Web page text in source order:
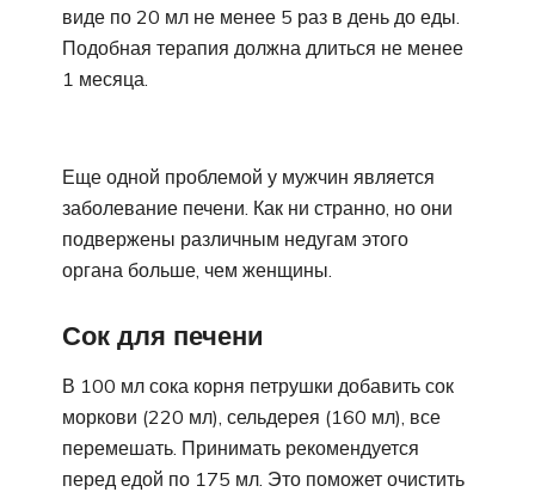
виде по 20 мл не менее 5 раз в день до еды.
Подобная терапия должна длиться не менее
1 месяца.
Еще одной проблемой у мужчин является
заболевание печени. Как ни странно, но они
подвержены различным недугам этого
органа больше, чем женщины.
Сок для печени
В 100 мл сока корня петрушки добавить сок
моркови (220 мл), сельдерея (160 мл), все
перемешать. Принимать рекомендуется
перед едой по 175 мл. Это поможет очистить